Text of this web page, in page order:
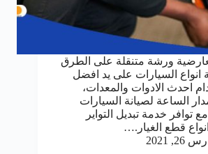
ورشة متنقلة على الطرق
انواع السيارات على يد افضل
احدث الادوات والمعدات،
الساعة لصيانة السيارات
مع توافر خدمة تبديل التواير
قطع الغيار.…
26, 2021